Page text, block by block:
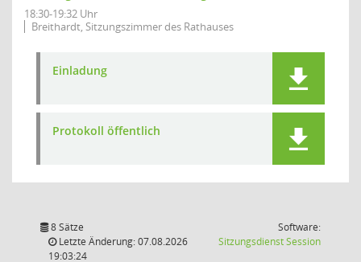
18:30-19:32 Uhr
Breithardt, Sitzungszimmer des Rathauses
Einladung
Protokoll öffentlich
8 Sätze
Letzte Änderung: 07.08.2026
19:03:24
Software:
SitzungsdienstSession(Wird in